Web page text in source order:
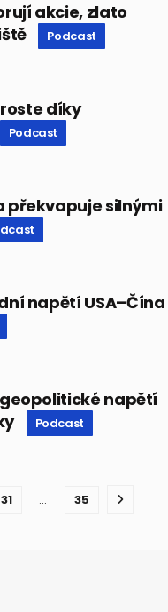
akcie, zlato
Podcast
díky
Podcast
překvapuje silnými
napětí USA–Čína
napětí
Podcast
31 … 35